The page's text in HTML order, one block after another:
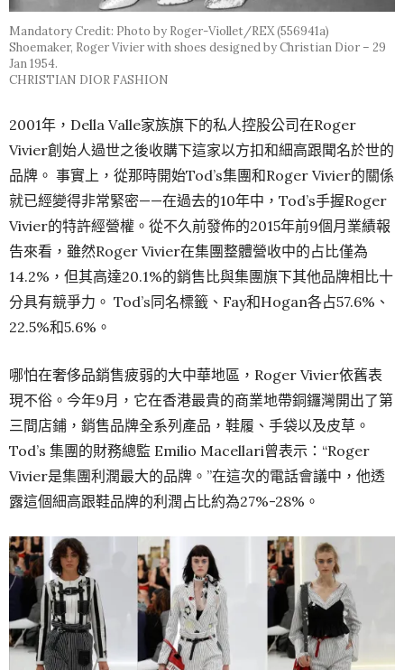
Mandatory Credit: Photo by Roger-Viollet/REX (556941a)
Shoemaker, Roger Vivier with shoes designed by Christian Dior – 29
Jan 1954.
CHRISTIAN DIOR FASHION
2001年，Della Valle家族旗下的私人控股公司在Roger
Vivier創始人過世之後收購下這家以方扣和細高跟聞名於世的
品牌。 事實上，從那時開始Tod’s集團和Roger Vivier的關係
就已經變得非常緊密——在過去的10年中，Tod’s手握Roger
Vivier的特許經營權。從不久前發佈的2015年前9個月業績報
告來看，雖然Roger Vivier在集團整體營收中的占比僅為
14.2%，但其高達20.1%的銷售比與集團旗下其他品牌相比十
分具有競爭力。 Tod’s同名標籤、Fay和Hogan各占57.6%、
22.5%和5.6%。
哪怕在奢侈品銷售疲弱的大中華地區，Roger Vivier依舊表
現不俗。今年9月，它在香港最貴的商業地帶銅鑼灣開出了第
三間店鋪，銷售品牌全系列產品，鞋履、手袋以及皮草。
Tod’s 集團的財務總監 Emilio Macellari曾表示：“Roger
Vivier是集團利潤最大的品牌。”在這次的電話會議中，他透
露這個細高跟鞋品牌的利潤占比約為27%-28%。